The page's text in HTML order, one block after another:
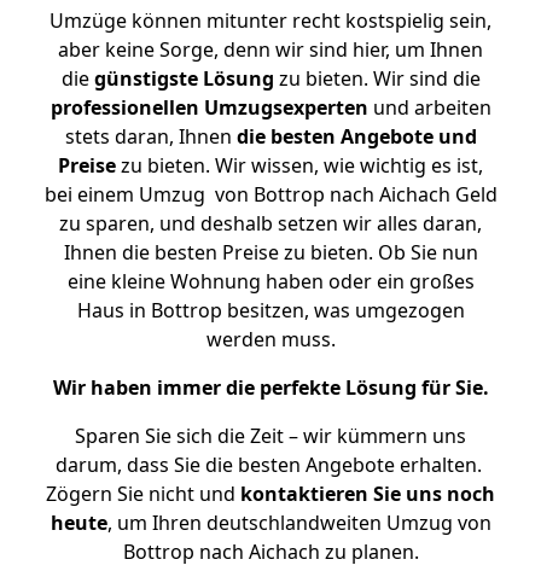
Umzüge können mitunter recht kostspielig sein,
aber keine Sorge, denn wir sind hier, um Ihnen
diegünstigste Lösung zu bieten. Wir sind die
professionellen Umzugsexperten und arbeiten
stets daran, Ihnen die besten Angebote und
Preisezu bieten. Wir wissen, wie wichtig es ist,
bei einem Umzug von Bottrop nach Aichach Geld
zu sparen, und deshalb setzen wir alles daran,
Ihnen die besten Preise zu bieten. Ob Sie nun
eine kleine Wohnung haben oder ein großes
Haus in Bottrop besitzen, was umgezogen
werden muss.
Wir haben immer die perfekte Lösung für Sie.
Sparen Sie sich die Zeit – wir kümmern uns
darum, dass Sie die besten Angebote erhalten.
Zögern Sie nicht und kontaktieren Sie uns noch
heute, um Ihren deutschlandweiten Umzug von
Bottrop nach Aichach zu planen.